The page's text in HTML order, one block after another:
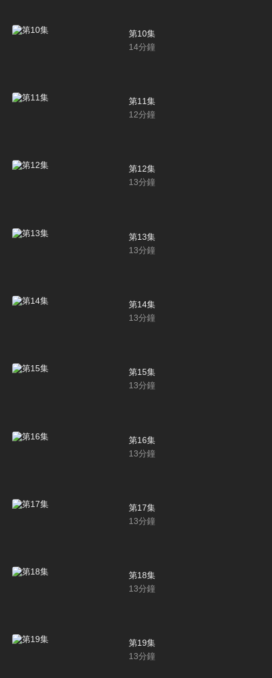
第10集
14分鐘
第11集
12分鐘
第12集
13分鐘
第13集
13分鐘
第14集
13分鐘
第15集
13分鐘
第16集
13分鐘
第17集
13分鐘
第18集
13分鐘
第19集
13分鐘